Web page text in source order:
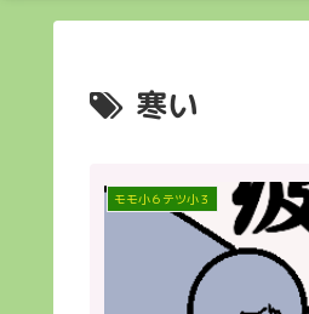
寒い
モモ小６テツ小３